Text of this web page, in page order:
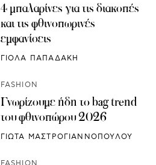
4 μπαλαρίνες για τις διακοπές
και τις φθινοπωρινές
εμφανίσεις
ΓΙΟΛΑ ΠΑΠΑΔΑΚΗ
FASHION
Γνωρίζουμε ήδη το bag trend
του φθινοπώρου 2026
ΓΙΩΤΑ ΜΑΣΤΡΟΓΙΑΝΝΟΠΟΥΛΟΥ